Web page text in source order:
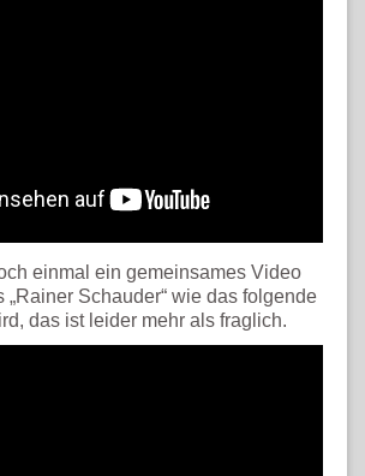
einmal ein gemeinsames Video
„Rainer Schauder“ wie das folgende
das ist leider mehr als fraglich.